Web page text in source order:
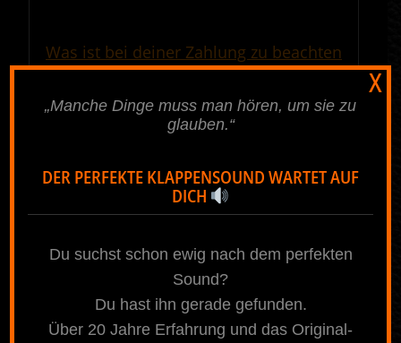
Was ist bei deiner Zahlung zu beachten
Bestellers und die Auftragsnummer
(wird nach der Onlinebestellung
gesendet) mit angeben werden, damit
eine sichere und schnelle Zuordnung
„Manche Dinge muss man hören, um sie zu
glauben.“
DER PERFEKTE KLAPPENSOUND WARTET AUF
DICH
Du suchst schon ewig nach dem perfekten
Sound?
Du hast ihn gerade gefunden.
Über 20 Jahre Erfahrung und das Original-
X